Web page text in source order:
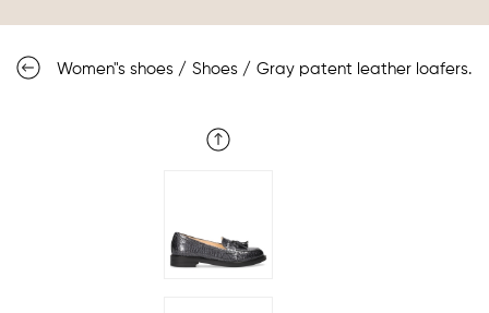
sandals
knee high boots
Women"s shoes / Shoes / Gray patent leather loafers.